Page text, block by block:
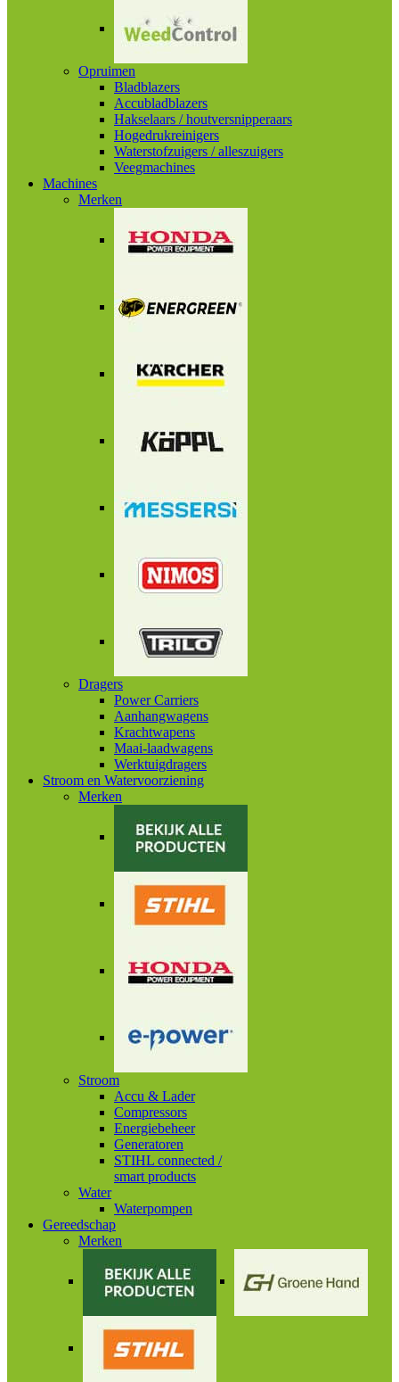
Opruimen
Bladblazers
Accubladblazers
Hakselaars / houtversnipperaars
Hogedrukreinigers
Waterstofzuigers / alleszuigers
Veegmachines
Machines
Merken
Dragers
Power Carriers
Aanhangwagens
Krachtwapens
Maai-laadwagens
Werktuigdragers
Stroom en Watervoorziening
Merken
Stroom
Accu & Lader
Compressors
Energiebeheer
Generatoren
STIHL connected /
smart products
Water
Waterpompen
Gereedschap
Merken